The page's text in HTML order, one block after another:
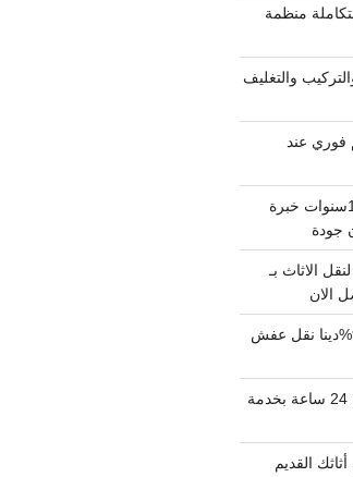
منظمة
والتغليف
بـ18%خصم فوري عند
نجار فك وتركيب غرف نوم بالرياض..10سنوات خبرة
الاثاث بـ
دينا نقل عفش بالرياض بعناية وأمان 99%دينا نقل عفش
دينا نقل عفش حي النرجس..دينا جاهزة 24 ساعة بخدمة
القديم